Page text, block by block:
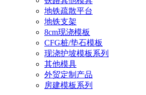
地铁疏散平台
地铁支架
8cm现浇模板
CFG桩/垫石模板
现浇护坡模板系列
其他模具
外贸定制产品
房建模板系列